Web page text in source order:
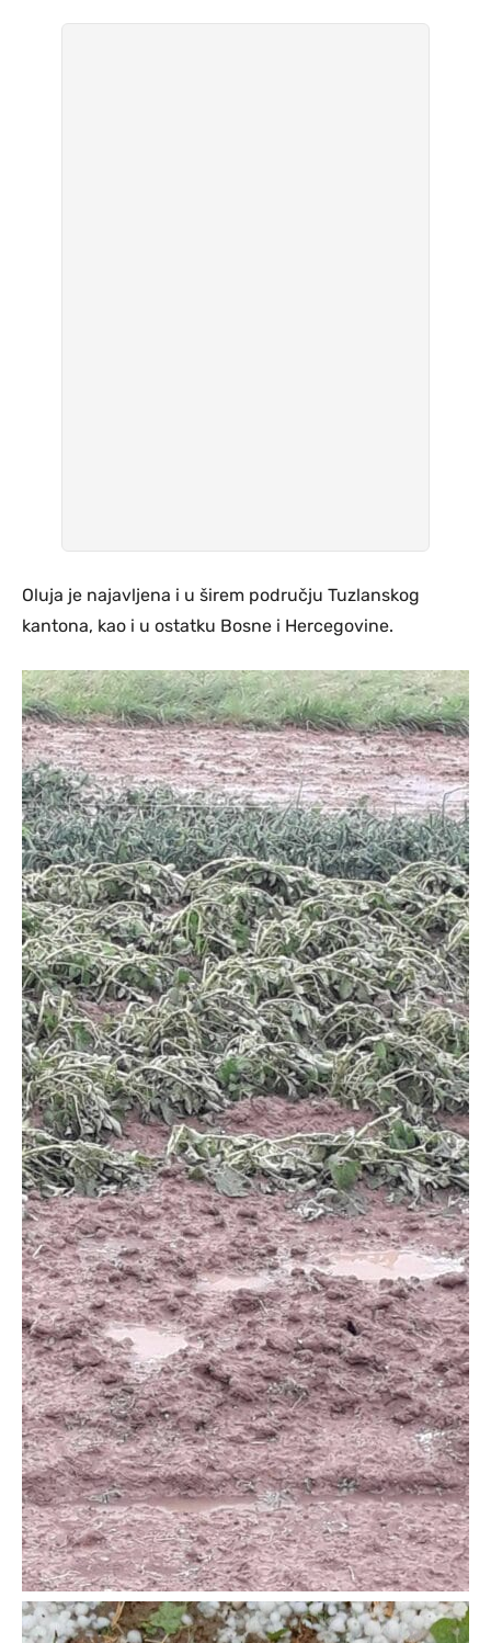
Oluja je najavljena i u širem području Tuzlanskog
kantona, kao i u ostatku Bosne i Hercegovine.